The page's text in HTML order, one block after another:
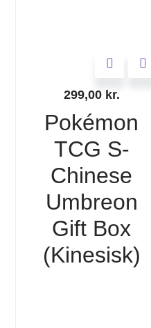
299,00 kr.
Pokémon
TCG S-
Chinese
Umbreon
Gift Box
(Kinesisk)